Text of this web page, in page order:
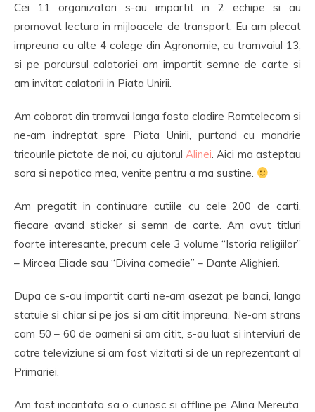
Cei 11 organizatori s-au impartit in 2 echipe si au
promovat lectura in mijloacele de transport. Eu am plecat
impreuna cu alte 4 colege din Agronomie, cu tramvaiul 13,
si pe parcursul calatoriei am impartit semne de carte si
am invitat calatorii in Piata Unirii.
Am coborat din tramvai langa fosta cladire Romtelecom si
ne-am indreptat spre Piata Unirii, purtand cu mandrie
tricourile pictate de noi, cu ajutorul Alinei. Aici ma asteptau
sora si nepotica mea, venite pentru a ma sustine.
Am pregatit in continuare cutiile cu cele 200 de carti,
fiecare avand sticker si semn de carte. Am avut titluri
foarte interesante, precum cele 3 volume “Istoria religiilor”
– Mircea Eliade sau “Divina comedie” – Dante Alighieri.
Dupa ce s-au impartit carti ne-am asezat pe banci, langa
statuie si chiar si pe jos si am citit impreuna. Ne-am strans
cam 50 – 60 de oameni si am citit, s-au luat si interviuri de
catre televiziune si am fost vizitati si de un reprezentant al
Primariei.
Am fost incantata sa o cunosc si offline pe Alina Mereuta,